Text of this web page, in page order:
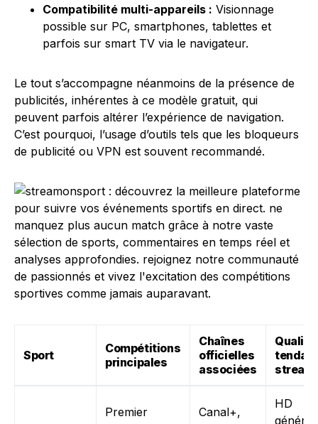
Compatibilité multi-appareils : Visionnage
possible sur PC, smartphones, tablettes et
parfois sur smart TV via le navigateur.
Le tout s’accompagne néanmoins de la présence de
publicités, inhérentes à ce modèle gratuit, qui
peuvent parfois altérer l’expérience de navigation.
C’est pourquoi, l’usage d’outils tels que les bloqueurs
de publicité ou VPN est souvent recommandé.
Sport
Compétitions
principales
Chaînes
officielles
associées
Qualité
Premier
Canal+,
HD